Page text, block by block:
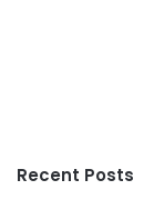
Recent Posts